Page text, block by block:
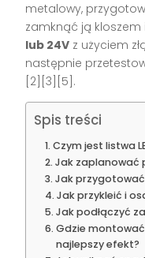
metalowy,
zamknąć ją kloszem
lub 24V z użyciem
następnie
[2][3][5].
Spis treści
Czym jest listwa
Jak zaplanować
Jak
Jak przykleić i
Jak podłączyć
Gdzie montować
najlepszy efekt?